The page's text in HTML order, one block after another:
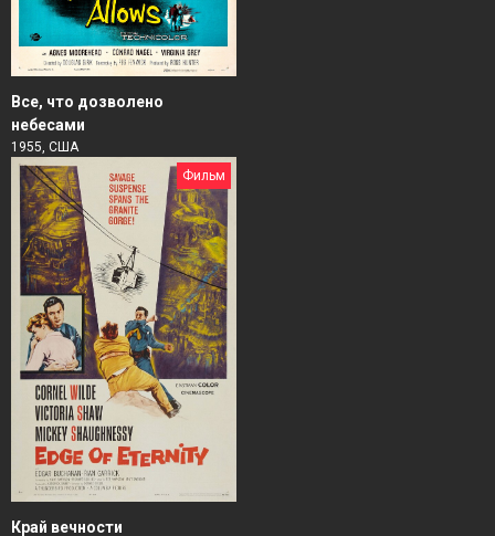
Все, что дозволено
небесами
1955, США
Фильм
Край вечности